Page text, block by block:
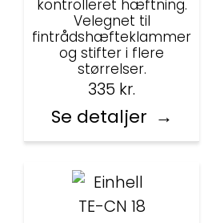
kontrolleret hæftning.
Velegnet til
fintrådshæfteklammer
og stifter i flere
størrelser.
335 kr.
Se detaljer